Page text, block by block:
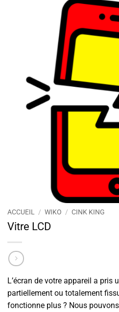
ACCUEIL / WIKO / CINK KING
Vitre LCD
L’écran de votre appareil a pris
partiellement ou totalement
fonctionne plus ? Nous